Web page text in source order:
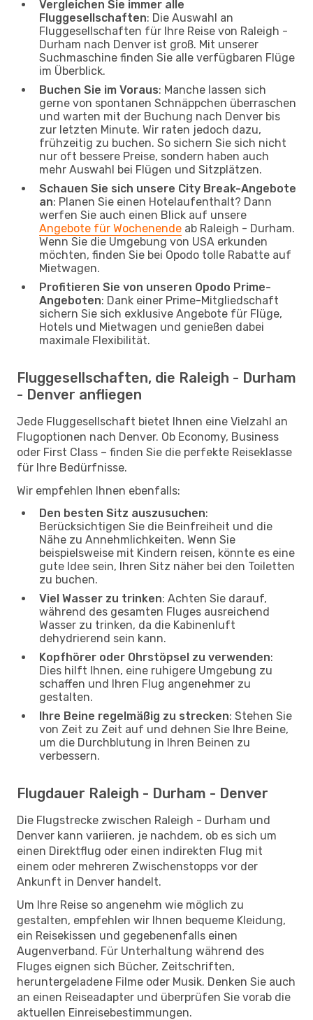
Vergleichen Sie immer alle
Fluggesellschaften: Die Auswahl an
Fluggesellschaften für Ihre Reise von Raleigh -
Durham nach Denver ist groß. Mit unserer
Suchmaschine finden Sie alle verfügbaren Flüge
im Überblick.
Buchen Sie im Voraus: Manche lassen sich
gerne von spontanen Schnäppchen überraschen
und warten mit der Buchung nach Denver bis
zur letzten Minute. Wir raten jedoch dazu,
frühzeitig zu buchen. So sichern Sie sich nicht
nur oft bessere Preise, sondern haben auch
mehr Auswahl bei Flügen und Sitzplätzen.
Schauen Sie sich unsere City Break-Angebote
an: Planen Sie einen Hotelaufenthalt? Dann
werfen Sie auch einen Blick auf unsere
Angebote für Wochenende ab Raleigh - Durham.
Wenn Sie die Umgebung von USA erkunden
möchten, finden Sie bei Opodo tolle Rabatte auf
Mietwagen.
Profitieren Sie von unseren Opodo Prime-
Angeboten: Dank einer Prime-Mitgliedschaft
sichern Sie sich exklusive Angebote für Flüge,
Hotels und Mietwagen und genießen dabei
maximale Flexibilität.
Fluggesellschaften, die Raleigh - Durham
- Denver anfliegen
Jede Fluggesellschaft bietet Ihnen eine Vielzahl an
Flugoptionen nach Denver. Ob Economy, Business
oder First Class – finden Sie die perfekte Reiseklasse
für Ihre Bedürfnisse.
Wir empfehlen Ihnen ebenfalls:
Den besten Sitz auszusuchen:
Berücksichtigen Sie die Beinfreiheit und die
Nähe zu Annehmlichkeiten. Wenn Sie
beispielsweise mit Kindern reisen, könnte es eine
gute Idee sein, Ihren Sitz näher bei den Toiletten
zu buchen.
Viel Wasser zu trinken: Achten Sie darauf,
während des gesamten Fluges ausreichend
Wasser zu trinken, da die Kabinenluft
dehydrierend sein kann.
Kopfhörer oder Ohrstöpsel zu verwenden:
Dies hilft Ihnen, eine ruhigere Umgebung zu
schaffen und Ihren Flug angenehmer zu
gestalten.
Ihre Beine regelmäßig zu strecken: Stehen Sie
von Zeit zu Zeit auf und dehnen Sie Ihre Beine,
um die Durchblutung in Ihren Beinen zu
verbessern.
Flugdauer Raleigh - Durham - Denver
Die Flugstrecke zwischen Raleigh - Durham und
Denver kann variieren, je nachdem, ob es sich um
einen Direktflug oder einen indirekten Flug mit
einem oder mehreren Zwischenstopps vor der
Ankunft in Denver handelt.
Um Ihre Reise so angenehm wie möglich zu
gestalten, empfehlen wir Ihnen bequeme Kleidung,
ein Reisekissen und gegebenenfalls einen
Augenverband. Für Unterhaltung während des
Fluges eignen sich Bücher, Zeitschriften,
heruntergeladene Filme oder Musik. Denken Sie auch
an einen Reiseadapter und überprüfen Sie vorab die
aktuellen Einreisebestimmungen.